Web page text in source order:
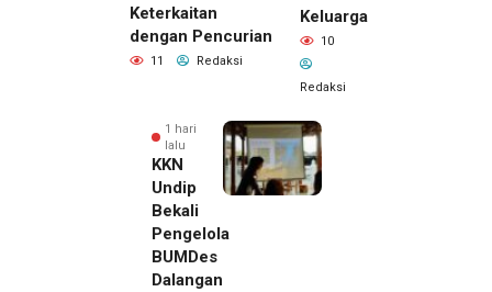
Keterkaitan
dengan Pencurian
11 Redaksi
Keluarga
10
Redaksi
1 hari
lalu
KKN
Undip
Bekali
Pengelola
BUMDes
Dalangan